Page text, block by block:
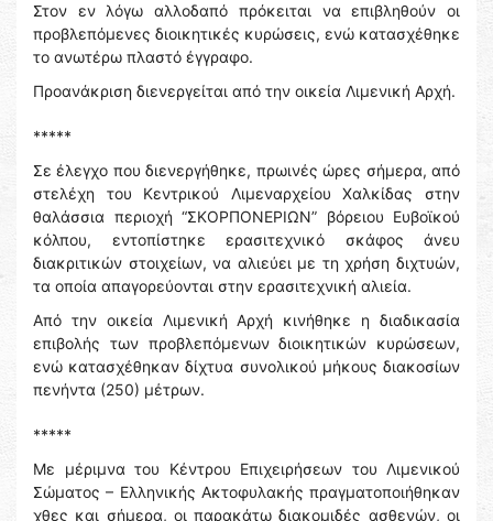
Στον εν λόγω αλλοδαπό πρόκειται να επιβληθούν οι
προβλεπόμενες διοικητικές κυρώσεις, ενώ κατασχέθηκε
το ανωτέρω πλαστό έγγραφο.
Προανάκριση διενεργείται από την οικεία Λιμενική Αρχή.
*****
Σε έλεγχο που διενεργήθηκε, πρωινές ώρες σήμερα, από
στελέχη του Κεντρικού Λιμεναρχείου Χαλκίδας στην
θαλάσσια περιοχή “ΣΚΟΡΠΟΝΕΡΙΩΝ” βόρειου Ευβοϊκού
κόλπου, εντοπίστηκε ερασιτεχνικό σκάφος άνευ
διακριτικών στοιχείων, να αλιεύει με τη χρήση διχτυών,
τα οποία απαγορεύονται στην ερασιτεχνική αλιεία.
Από την οικεία Λιμενική Αρχή κινήθηκε η διαδικασία
επιβολής των προβλεπόμενων διοικητικών κυρώσεων,
ενώ κατασχέθηκαν δίχτυα συνολικού μήκους διακοσίων
πενήντα (250) μέτρων.
*****
Με μέριμνα του Κέντρου Επιχειρήσεων του Λιμενικού
Σώματος – Ελληνικής Ακτοφυλακής πραγματοποιήθηκαν
χθες και σήμερα, οι παρακάτω διακομιδές ασθενών, οι